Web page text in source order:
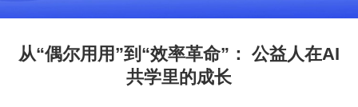
从“偶尔用用”到“效率革命”： 公益人在AI
共学里的成长